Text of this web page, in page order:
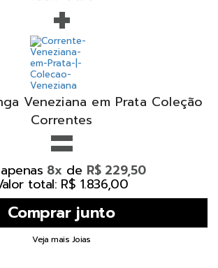
+
Veneziana em Prata Coleção
Correntes
=
8x de R$ 229,50
total: R$ 1.836,00
Veja mais Joias